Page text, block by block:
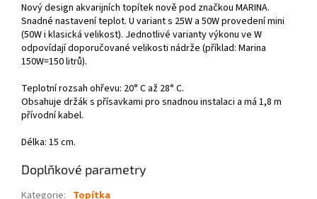
Nový design akvarijních topítek nově pod značkou MARINA.
Snadné nastavení teplot. U variant s 25W a 50W provedení mini
(50W i klasická velikost). Jednotlivé varianty výkonu ve W
odpovídají doporučované velikosti nádrže (příklad: Marina
150W=150 litrů).
Teplotní rozsah ohřevu: 20° C až 28° C.
Obsahuje držák s přísavkami pro snadnou instalaci a má 1,8 m
přívodní kabel.
Délka: 15 cm.
Doplňkové parametry
Kategorie: Topítka